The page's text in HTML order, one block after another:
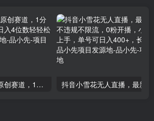
2024视频号最新原创赛道，1分钟一条原创作品，日入4位数轻轻松松-品小先项目发源地